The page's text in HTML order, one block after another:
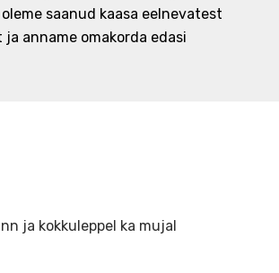
saanud kaasa eelnevatest
anname omakorda edasi
ja kokkuleppel ka mujal